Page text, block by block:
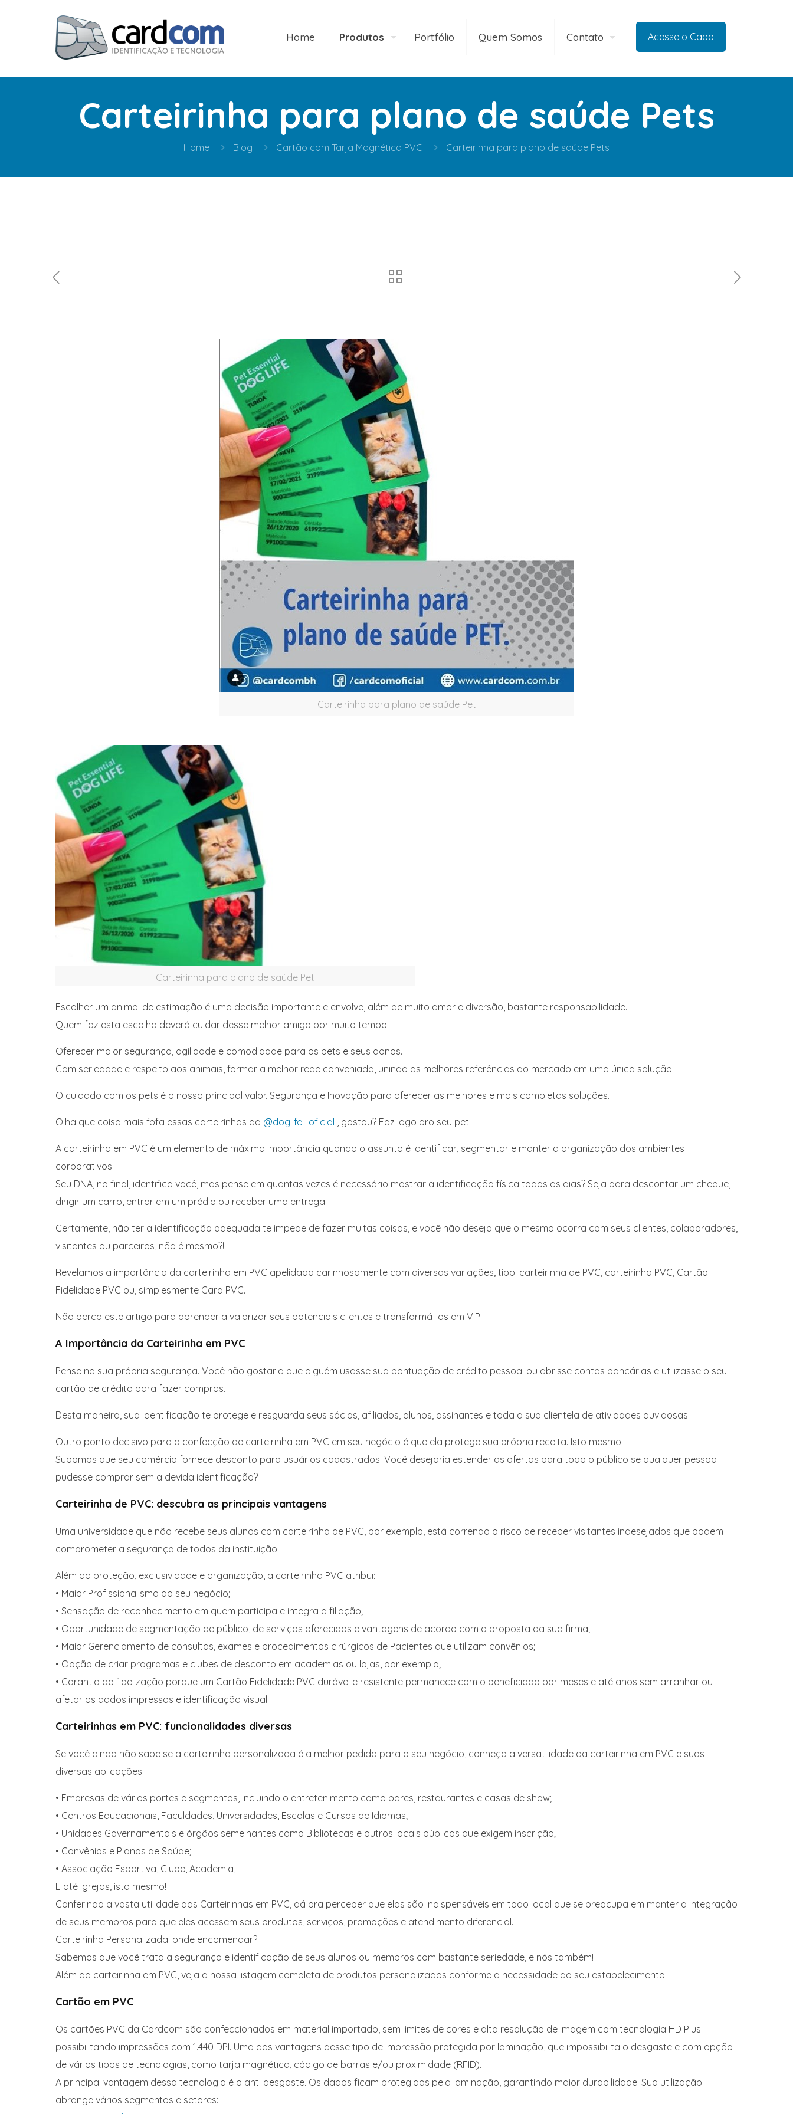
Home Produtos Portfólio Quem Somos Contato Acesse o Capp
Carteirinha para plano de saúde Pets
Home Blog Cartão com Tarja Magnética PVC Carteirinha para plano de saúde Pets
Carteirinha para plano de saúde Pet
Carteirinha para plano de saúde Pet
Escolher um animal de estimação é uma decisão importante e envolve, além de muito amor e diversão, bastante responsabilidade.
Quem faz esta escolha deverá cuidar desse melhor amigo por muito tempo.
Oferecer maior segurança, agilidade e comodidade para os pets e seus donos.
Com seriedade e respeito aos animais, formar a melhor rede conveniada, unindo as melhores referências do mercado em uma única solução.
O cuidado com os pets é o nosso principal valor. Segurança e Inovação para oferecer as melhores e mais completas soluções.
Olha que coisa mais fofa essas carteirinhas da @doglife_oficial , gostou? Faz logo pro seu pet
A carteirinha em PVC é um elemento de máxima importância quando o assunto é identificar, segmentar e manter a organização dos ambientes
corporativos.
Seu DNA, no final, identifica você, mas pense em quantas vezes é necessário mostrar a identificação física todos os dias? Seja para descontar um cheque,
dirigir um carro, entrar em um prédio ou receber uma entrega.
Certamente, não ter a identificação adequada te impede de fazer muitas coisas, e você não deseja que o mesmo ocorra com seus clientes, colaboradores,
visitantes ou parceiros, não é mesmo?!
Revelamos a importância da carteirinha em PVC apelidada carinhosamente com diversas variações, tipo: carteirinha de PVC, carteirinha PVC, Cartão
Fidelidade PVC ou, simplesmente Card PVC.
Não perca este artigo para aprender a valorizar seus potenciais clientes e transformá-los em VIP.
A Importância da Carteirinha em PVC
Pense na sua própria segurança. Você não gostaria que alguém usasse sua pontuação de crédito pessoal ou abrisse contas bancárias e utilizasse o seu
cartão de crédito para fazer compras.
Desta maneira, sua identificação te protege e resguarda seus sócios, afiliados, alunos, assinantes e toda a sua clientela de atividades duvidosas.
Outro ponto decisivo para a confecção de carteirinha em PVC em seu negócio é que ela protege sua própria receita. Isto mesmo.
Supomos que seu comércio fornece desconto para usuários cadastrados. Você desejaria estender as ofertas para todo o público se qualquer pessoa
pudesse comprar sem a devida identificação?
Carteirinha de PVC: descubra as principais vantagens
Uma universidade que não recebe seus alunos com carteirinha de PVC, por exemplo, está correndo o risco de receber visitantes indesejados que podem
comprometer a segurança de todos da instituição.
Além da proteção, exclusividade e organização, a carteirinha PVC atribui:
• Maior Profissionalismo ao seu negócio;
• Sensação de reconhecimento em quem participa e integra a filiação;
• Oportunidade de segmentação de público, de serviços oferecidos e vantagens de acordo com a proposta da sua firma;
• Maior Gerenciamento de consultas, exames e procedimentos cirúrgicos de Pacientes que utilizam convênios;
• Opção de criar programas e clubes de desconto em academias ou lojas, por exemplo;
• Garantia de fidelização porque um Cartão Fidelidade PVC durável e resistente permanece com o beneficiado por meses e até anos sem arranhar ou
afetar os dados impressos e identificação visual.
Carteirinhas em PVC: funcionalidades diversas
Se você ainda não sabe se a carteirinha personalizada é a melhor pedida para o seu negócio, conheça a versatilidade da carteirinha em PVC e suas
diversas aplicações:
• Empresas de vários portes e segmentos, incluindo o entretenimento como bares, restaurantes e casas de show;
• Centros Educacionais, Faculdades, Universidades, Escolas e Cursos de Idiomas;
• Unidades Governamentais e órgãos semelhantes como Bibliotecas e outros locais públicos que exigem inscrição;
• Convênios e Planos de Saúde;
• Associação Esportiva, Clube, Academia,
E até Igrejas, isto mesmo!
Conferindo a vasta utilidade das Carteirinhas em PVC, dá pra perceber que elas são indispensáveis em todo local que se preocupa em manter a integração
de seus membros para que eles acessem seus produtos, serviços, promoções e atendimento diferencial.
Carteirinha Personalizada: onde encomendar?
Sabemos que você trata a segurança e identificação de seus alunos ou membros com bastante seriedade, e nós também!
Além da carteirinha em PVC, veja a nossa listagem completa de produtos personalizados conforme a necessidade do seu estabelecimento:
Cartão em PVC
Os cartões PVC da Cardcom são confeccionados em material importado, sem limites de cores e alta resolução de imagem com tecnologia HD Plus
possibilitando impressões com 1.440 DPI. Uma das vantagens desse tipo de impressão protegida por laminação, que impossibilita o desgaste e com opção
de vários tipos de tecnologias, como tarja magnética, código de barras e/ou proximidade (RFID).
A principal vantagem dessa tecnologia é o anti desgaste. Os dados ficam protegidos pela laminação, garantindo maior durabilidade. Sua utilização
abrange vários segmentos e setores: